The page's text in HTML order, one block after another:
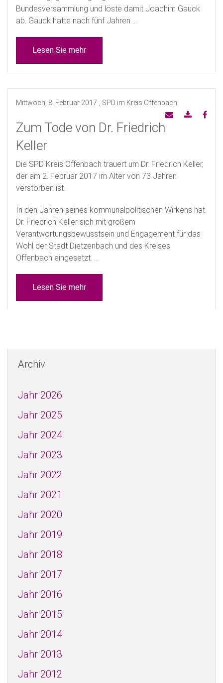
Bundesversammlung und löste damit Joachim Gauck
ab. Gauck hatte nach fünf Jahren ...
Lesen Sie mehr
Mittwoch, 8. Februar 2017 , SPD im Kreis Offenbach
Zum Tode von Dr. Friedrich
Keller
Die SPD Kreis Offenbach trauert um Dr. Friedrich Keller,
der am 2. Februar 2017 im Alter von 73 Jahren
verstorben ist.
In den Jahren seines kommunalpolitischen Wirkens hat
Dr. Friedrich Keller sich mit großem
Verantwortungsbewusstsein und Engagement für das
Wohl der Stadt Dietzenbach und des Kreises
Offenbach eingesetzt. ...
Lesen Sie mehr
Archiv
Jahr 2026
Jahr 2025
Jahr 2024
Jahr 2023
Jahr 2022
Jahr 2021
Jahr 2020
Jahr 2019
Jahr 2018
Jahr 2017
Jahr 2016
Jahr 2015
Jahr 2014
Jahr 2013
Jahr 2012